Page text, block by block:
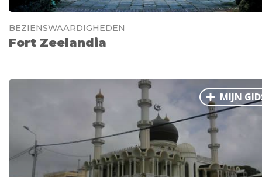
BEZIENSWAARDIGHEDEN
Fort Zeelandia
MIJN